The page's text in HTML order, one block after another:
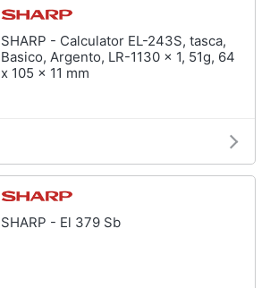
SHARP - Calculator EL-243S, tasca,
Basico, Argento, LR-1130 x 1, 51g, 64
x 105 x 11 mm
SHARP - El 379 Sb